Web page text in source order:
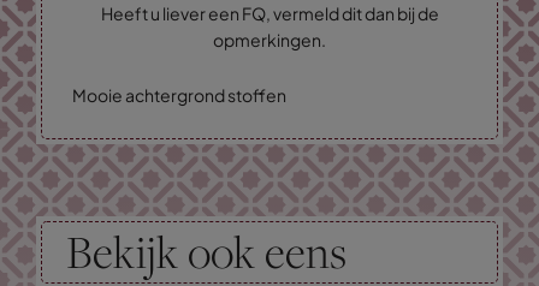
Heeft u liever een FQ, vermeld dit dan bij de
opmerkingen.
Mooie achtergrond stoffen
Bekijk ook eens